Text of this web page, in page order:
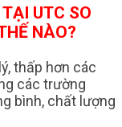
UTC SO
NÀO?
thấp hơn các
các trường
bình, chất lượng